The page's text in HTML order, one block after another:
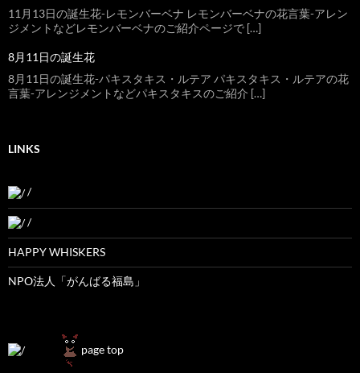
11月13日の誕生花-レモンバーベナ レモンバーベナの花言葉-アレン
ジメントなどレモンバーベナのご紹介ページで […]
8月11日の誕生花
8月11日の誕生花-パキスタキス・ルテア パキスタキス・ルテアの花
言葉-アレンジメントなどパキスタキスのご紹介 […]
LINKS
/
/
HAPPY WHISKERS
NPO法人「がんばる福島」
page top